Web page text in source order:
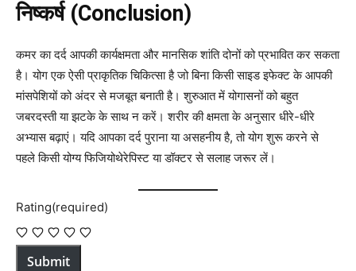
निष्कर्ष (Conclusion)
कमर का दर्द आपकी कार्यक्षमता और मानसिक शांति दोनों को प्रभावित कर सकता
है। योग एक ऐसी प्राकृतिक चिकित्सा है जो बिना किसी साइड इफेक्ट के आपकी
मांसपेशियों को अंदर से मजबूत बनाती है। शुरुआत में योगासनों को बहुत
जबरदस्ती या झटके के साथ न करें। शरीर की क्षमता के अनुसार धीरे-धीरे
अभ्यास बढ़ाएं। यदि आपका दर्द पुराना या असहनीय है, तो योग शुरू करने से
पहले किसी योग्य फिजियोथेरेपिस्ट या डॉक्टर से सलाह जरूर लें।
Rating(required)
Submit